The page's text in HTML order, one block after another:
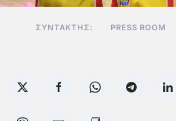
ΣΥΝΤΆΚΤΗΣ: PRESS ROOM